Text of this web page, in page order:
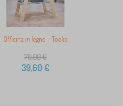
Officina in legno - Toolio
70,00€
39,60 €